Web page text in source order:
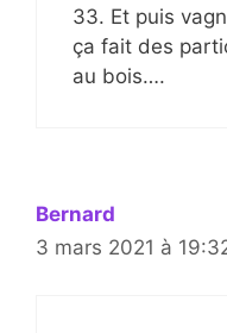
33. Et puis
ça fait des
au bois….
Bernard
3 mars 2021 à